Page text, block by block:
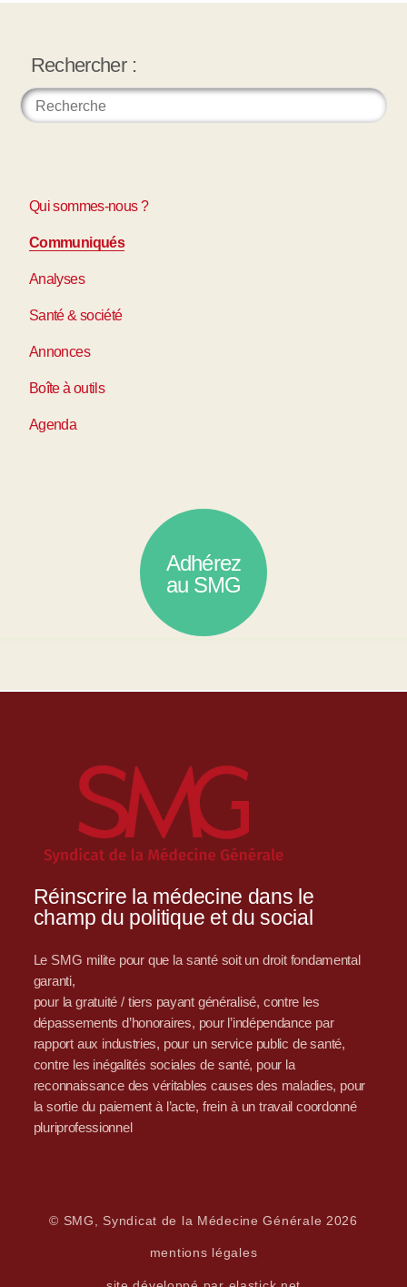
Rechercher :
Qui sommes-nous ?
Communiqués
Analyses
Santé & société
Annonces
Boîte à outils
Agenda
Adhérez
au SMG
Réinscrire la médecine dans le
champ du politique et du social
Le SMG milite pour que la santé soit un droit fondamental
garanti,
pour la gratuité / tiers payant généralisé, contre les
dépassements d’honoraires, pour l’indépendance par
rapport aux industries, pour un service public de santé,
contre les inégalités sociales de santé, pour la
reconnaissance des véritables causes des maladies, pour
la sortie du paiement à l’acte, frein à un travail coordonné
pluriprofessionnel
© SMG, Syndicat de la Médecine Générale 2026
mentions légales